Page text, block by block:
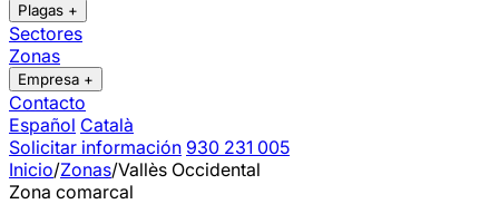
Plagas +
Sectores
Zonas
Empresa +
Contacto
Español Català
Solicitar información 930 231 005
Inicio/Zonas/Vallès Occidental
Zona comarcal